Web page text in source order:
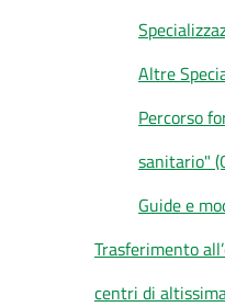
Altre
Percorso
sanitario"
Guide e
Trasferimento
centri di